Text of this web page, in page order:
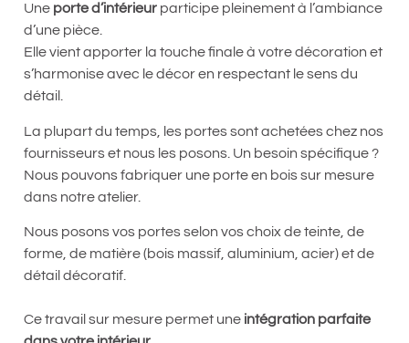
Une porte d’intérieur participe pleinement à l’ambiance
d’une pièce.
Elle vient apporter la touche finale à votre décoration et
s’harmonise avec le décor en respectant le sens du
détail.
La plupart du temps, les portes sont achetées chez nos
fournisseurs et nous les posons. Un besoin spécifique ?
Nous pouvons fabriquer une porte en bois sur mesure
dans notre atelier.
Nous posons vos portes selon vos choix de teinte, de
forme, de matière (bois massif, aluminium, acier) et de
détail décoratif.
Ce travail sur mesure permet une intégration parfaite